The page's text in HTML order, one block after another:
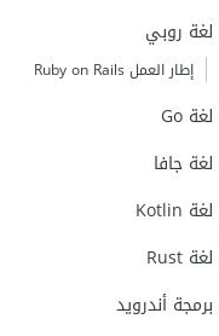
لغة روبي
إطار العمل Ruby on Rails
لغة Go
لغة جافا
لغة Kotlin
لغة Rust
برمجة أندرويد